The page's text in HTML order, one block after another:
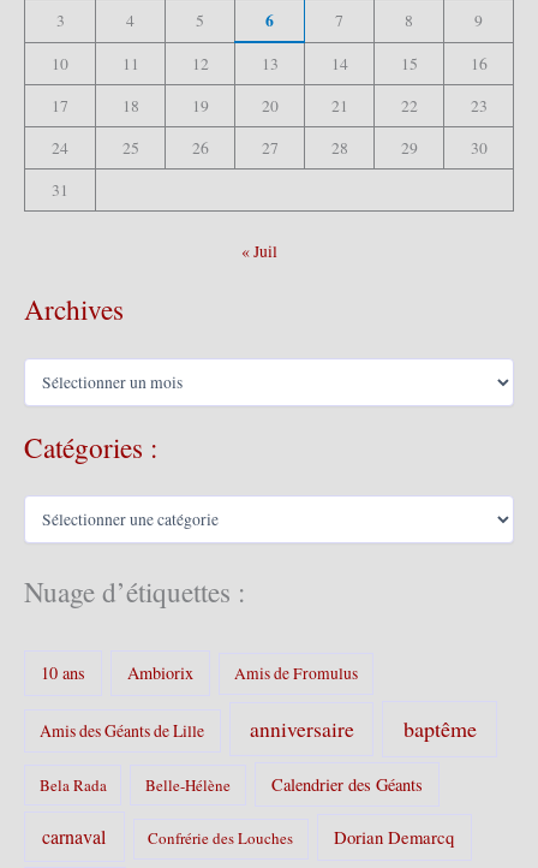
3
4 5 6 7 8
9
10
11 12 13 14 15
16
17
18 19 20 21 22
23
24
25 26 27 28 29
30
31
« Juil
Archives
A
h
s
Catégories :
C
é
g
Nuage d’étiquettes :
10 ans Ambiorix Amis de Fromulus
Amis des Géants de Lille anniversaire baptême
Bela Rada Belle-Hélène Calendrier des Géants
carnaval Confrérie des Louches Dorian Demarcq